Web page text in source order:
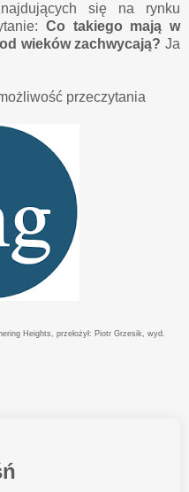
się na rynku
Co takiego mają w
wieków zachwycają?Ja
przeczytania
Heights, przełożył: Piotr Grzesik, wyd.